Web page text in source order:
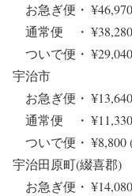
お急ぎ便・
通常便 ・
ついで便・
宇治市
お急ぎ便・
通常便 ・
ついで便・
宇治田原町(綴喜郡)
お急ぎ便・